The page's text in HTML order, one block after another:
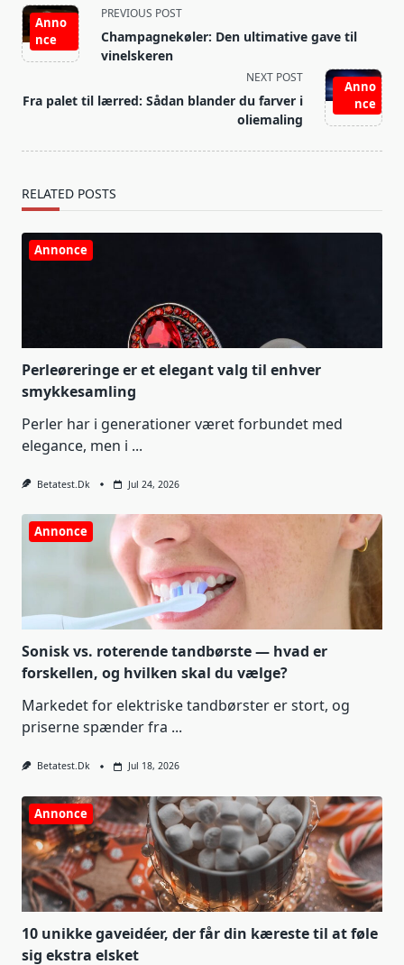
<span
class="nav-
subtitle
reader-
Anno
nce
PREVIOUS POST
Champagnekøler: Den ultimative gave til
vinelskeren
Anno
nce
NEXT POST
Fra palet til lærred: Sådan blander du farver i
oliemaling
RELATED POSTS
Annonce
Perleøreringe er et elegant valg til enhver
smykkesamling
Perler har i generationer været forbundet med
elegance, men i ...
Betatest.dk Jul 24, 2026
Annonce
Sonisk vs. roterende tandbørste — hvad er
forskellen, og hvilken skal du vælge?
Markedet for elektriske tandbørster er stort, og
priserne spænder fra ...
Betatest.dk Jul 18, 2026
Annonce
10 unikke gaveidéer, der får din kæreste til at føle
sig ekstra elsket